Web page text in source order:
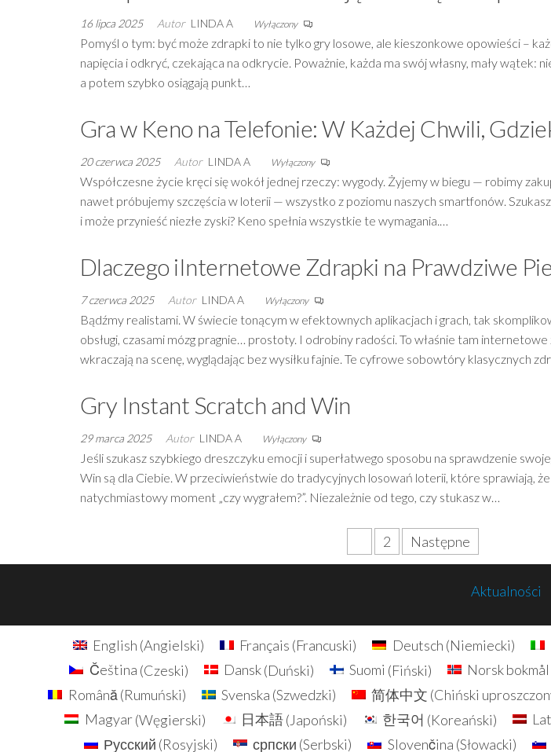
16 lipca 2025 Autor LINDA A Wyłączony
Pomyśl o tym: być może zdrapki to nie tylko gry losowe, ale kieszonkowe opowieści –
napięcia i odkryć, czekająca na odkrycie. Poważnie, każda ma swój własny, mały wątek:
a potem szybko osiągają punkt…
Gra w Keno na Telefonie: W Każdej Chwili,
20 czerwca 2025 Autor LINDA A Wyłączony
Współczesne życie kręci się wokół jednej rzeczy: wygody. Żyjemy w biegu — robimy
nawet próbujemy szczęścia w loterii — wszystko z poziomu naszych smartfonów.
i może przynieść niezłe zyski? Keno spełnia wszystkie te wymagania.…
Dlaczego iInternetowe Zdrapki na Prawdziwe
7 czerwca 2025 Autor LINDA A Wyłączony
Bądźmy realistami. W świecie tonącym w efektownych aplikacjach i grach, tak
obsługi, czasami mózg pragnie… prostoty. I odrobiny radości. To właśnie tam
wkraczają na scenę, wyglądając bez wysiłku fajnie. Te cyfrowe sobowtóry klasycznych
Gry Instant Scratch and Win
29 marca 2025 Autor LINDA A Wyłączony
Jeśli szukasz szybkiego dreszczyku emocji i superłatwego sposobu na sprawdzenie
Win są dla Ciebie. W przeciwieństwie do tradycyjnych losowań loterii, które sprawiają, że
natychmiastowy moment „czy wygrałem?”. Niezależnie od tego, czy stukasz w…
wpisów
2 Następne
Aktualności
English (Angielski) Français (Francuski) Deutsch (Niemiecki)
Čeština (Czeski) Dansk(Duński) Suomi (Fiński) Norsk bokmål
Română(Rumuński) Svenska (Szwedzki) 简体中文 (Chiński
Magyar(Węgierski) 日本語( Japoński) 한국어 (Koreański)
Русский (Rosyjski) српски (Serbski) Slovenčina (Słowacki)